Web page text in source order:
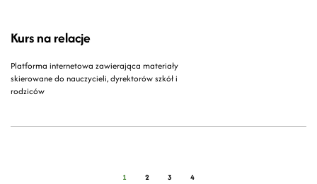
Kurs na relacje
Platforma internetowa zawierająca materiały
skierowane do nauczycieli, dyrektorów szkół i
rodziców
1 2 3 4